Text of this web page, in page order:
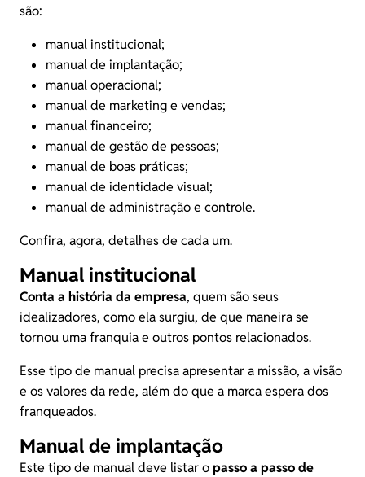
são:
manual institucional;
manual de implantação;
manual operacional;
manual de marketing e vendas;
manual financeiro;
manual de gestão de pessoas;
manual de boas práticas;
manual de identidade visual;
manual de administração e controle.
Confira, agora, detalhes de cada um.
Manual institucional
Conta a história da empresa, quem são seus
idealizadores, como ela surgiu, de que maneira se
tornou uma franquia e outros pontos relacionados.
Esse tipo de manual precisa apresentar a missão, a visão
e os valores da rede, além do que a marca espera dos
franqueados.
Manual de implantação
Este tipo de manual deve listar opasso a passo de